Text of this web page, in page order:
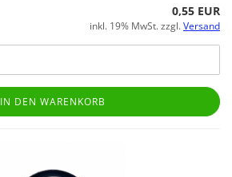
0,55 EUR
inkl. 19% MwSt. zzgl.Versand
IN DEN WARENKORB